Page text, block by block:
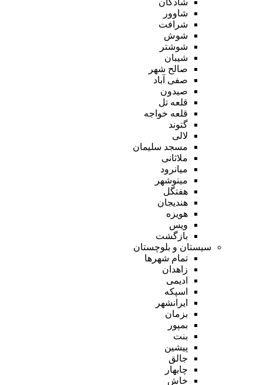
شاوور
شرافت
شوش
شوشتر
شیبان
صالح شهر
صفی آباد
صیدون
قلعه تل
قلعه خواجه
گتوند
لالی
مسجد سلیمان
ملاثانی
میانرود
مینوشهر
هفتگل
هندیجان
هویزه
ویس
بازگشت
سیستان و بلوچستان
تمام شهر‌ها
زاهدان
ادیمی
اسپکه
ایرانشهر
بزمان
بمپور
بنت
پیشین
جالق
چابهار
خاش